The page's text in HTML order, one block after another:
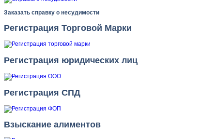
Заказать справку о несудимости
Регистрация Торговой Марки
Регистрация юридических лиц
Регистрация СПД
Взыскание алиментов